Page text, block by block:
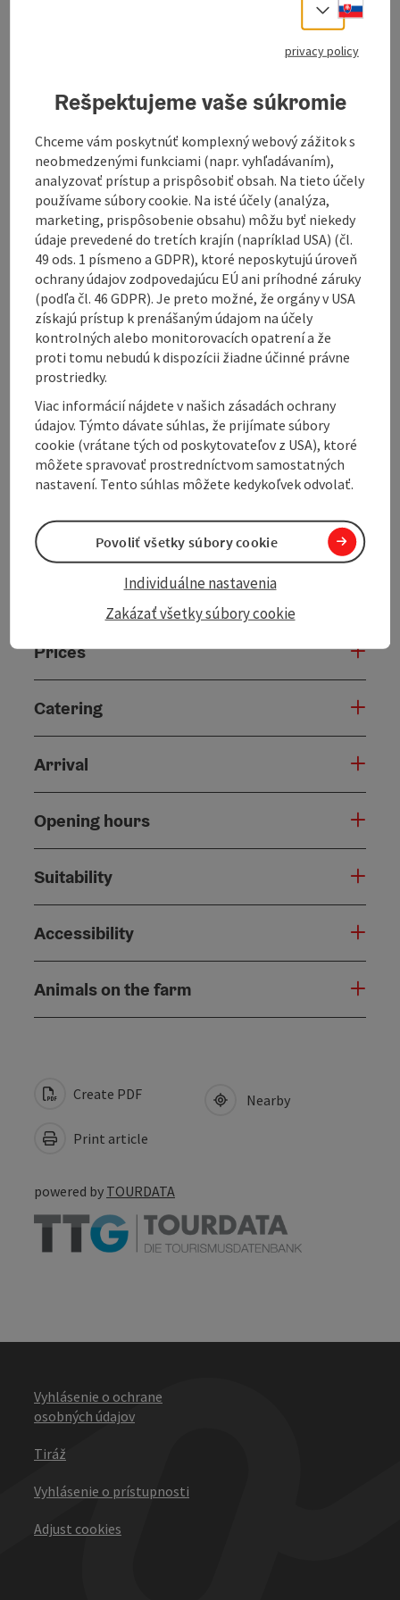
Spend the most beautiful time of the year with us on
Location:
above sea level in the Kremstal valley. A true paradise
for hikers and sport enthusiasts - both in summer and
winter.
Features:
Fresh products from our own organic farm. Little ones
will have the time of their lives playing with our farm
animals. You can give a helping hand if you like to.
Billiards and table tennis facilities.
You can acquire homemade products such as milk,
quark and cider.
Contact
General information
Prices
Catering
Arrival
Opening hours
Suitability
Accessibility
Animals on the farm
Create PDF
Print article
Nearby
powered by TOURDATA
Vyhlásenie o ochrane
osobných údajov
Tiráž
Vyhlásenie o prístupnosti
Adjust cookies
Select
privacy policy
Rešpektujeme vaše súkromie
Chceme vám poskytnúť komplexný webový zážitok s
neobmedzenými funkciami (napr. vyhľadávaním),
analyzovať prístup a prispôsobiť obsah. Na tieto účely
používame súbory cookie. Na isté účely (analýza,
marketing, prispôsobenie obsahu) môžu byť niekedy
údaje prevedené do tretích krajín (napríklad USA) (čl.
49 ods. 1 písmeno a GDPR), ktoré neposkytujú úroveň
ochrany údajov zodpovedajúcu EÚ ani príhodné záruky
(podľa čl. 46 GDPR). Je preto možné, že orgány v USA
získajú prístup k prenášaným údajom na účely
kontrolných alebo monitorovacích opatrení a že
proti tomu nebudú k dispozícii žiadne účinné právne
prostriedky.
Viac informácií nájdete v našich zásadách ochrany
údajov. Týmto dávate súhlas, že prijímate súbory
cookie (vrátane tých od poskytovateľov z USA), ktoré
môžete spravovať prostredníctvom samostatných
nastavení. Tento súhlas môžete kedykoľvek odvolať.
Zakázať všetky súbory cookie
Individuálne nastavenia
Povoliť všetky súbory cookie